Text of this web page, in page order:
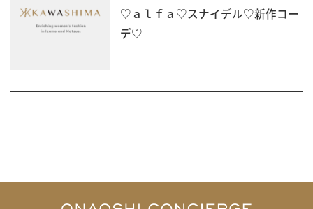
♡ａｌｆａ♡スナイデル♡新作コー
デ♡